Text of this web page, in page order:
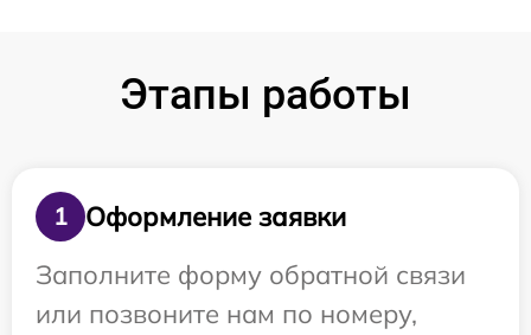
Этапы работы
1
Оформление заявки
Заполните форму обратной связи
или позвоните нам по номеру,